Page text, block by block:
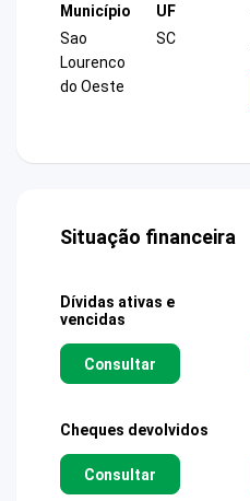
Município
Sao
Lourenco
do Oeste
UF
SC
Situação financeira
Dívidas ativas e
vencidas
Consultar
Cheques devolvidos
Consultar